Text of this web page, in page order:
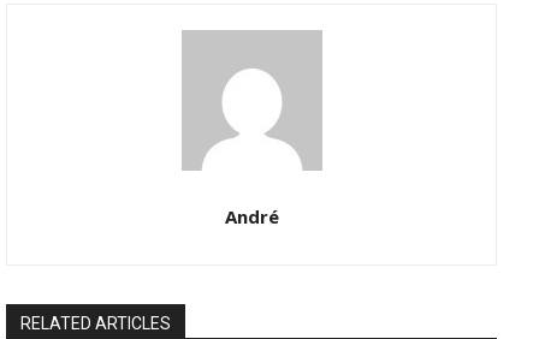
André
RELATED ARTICLES